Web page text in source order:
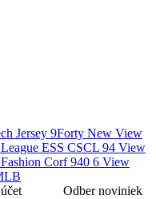
Jersey 9Forty New View
ESS CSCL 94 View
Corf 940 6 View
Odber noviniek